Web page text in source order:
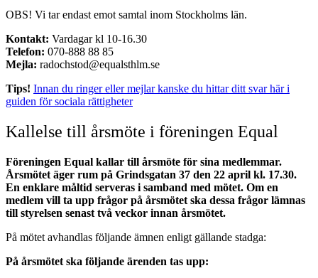
OBS! Vi tar endast emot samtal inom Stockholms län.
Kontakt: Vardagar kl 10-16.30
Telefon: 070-888 88 85
Mejla: radochstod@equalsthlm.se
Tips! Innan du ringer eller mejlar kanske du hittar ditt svar här i
guiden för sociala rättigheter
Kallelse till årsmöte i föreningen Equal
Föreningen Equal kallar till årsmöte för sina medlemmar.
Årsmötet äger rum på Grindsgatan 37 den 22 april kl. 17.30.
En enklare måltid serveras i samband med mötet. Om en
medlem vill ta upp frågor på årsmötet ska dessa frågor lämnas
till styrelsen senast två veckor innan årsmötet.
På mötet avhandlas följande ämnen enligt gällande stadga:
På årsmötet ska följande ärenden tas upp: